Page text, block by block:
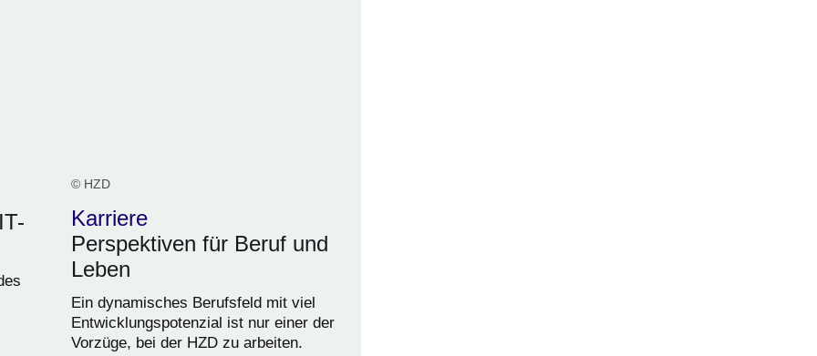
© HZD
Karriere
Perspektiven für Beruf und
Leben
Ein dynamisches Berufsfeld mit viel
Entwicklungspotenzial ist nur einer der
Vorzüge, bei der HZD zu arbeiten.